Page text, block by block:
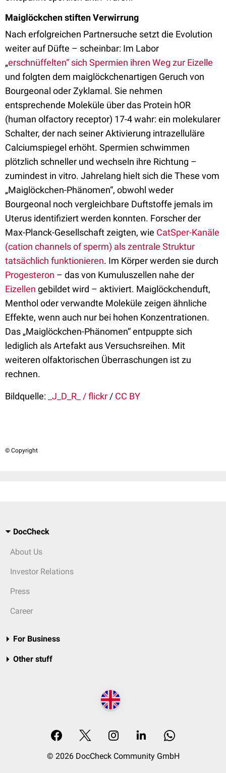
Maiglöckchen stiften Verwirrung
Nach erfolgreichen Partnersuche setzt die Evolution
weiter auf Düfte – scheinbar: Im Labor
„erschnüffelten“ sich Spermien ihren Weg zur Eizelle
und folgten dem maiglöckchenartigen Geruch von
Bourgeonal oder Zyklamal. Sie nehmen
entsprechende Moleküle über das Protein hOR
(human olfactory receptor) 17-4 wahr: ein molekularer
Schalter, der nach seiner Aktivierung intrazelluläre
Calciumspiegel erhöht. Spermien schwimmen
plötzlich schneller und wechseln ihre Richtung –
zumindest in vitro. Jahrelang hielt sich die These vom
„Maiglöckchen-Phänomen“, obwohl weder
Bourgeonal noch vergleichbare Duftstoffe jemals im
Uterus identifiziert werden konnten. Forscher der
Max-Planck-Gesellschaft zeigten, wie CatSper-Kanäle
(cation channels of sperm) als zentrale Struktur
tatsächlich funktionieren. Im Körper werden sie durch
Progesteron – das von Kumuluszellen nahe der
Eizellen gebildet wird – aktiviert. Maiglöckchenduft,
Menthol oder verwandte Moleküle zeigen ähnliche
Effekte, wenn auch nur bei hohen Konzentrationen.
Das „Maiglöckchen-Phänomen“ entpuppte sich
lediglich als Artefakt aus Versuchsreihen. Mit
weiteren olfaktorischen Überraschungen ist zu
rechnen.
Bildquelle: _J_D_R_ / flickr / CC BY
© Copyright
DocCheck
About Us
Investor Relations
Press
Career
For Business
Other stuff
© 2026 DocCheck Community GmbH